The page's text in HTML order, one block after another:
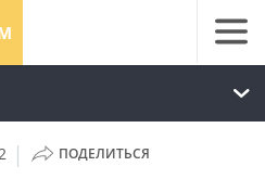
| ПОДЕЛИТЬСЯ